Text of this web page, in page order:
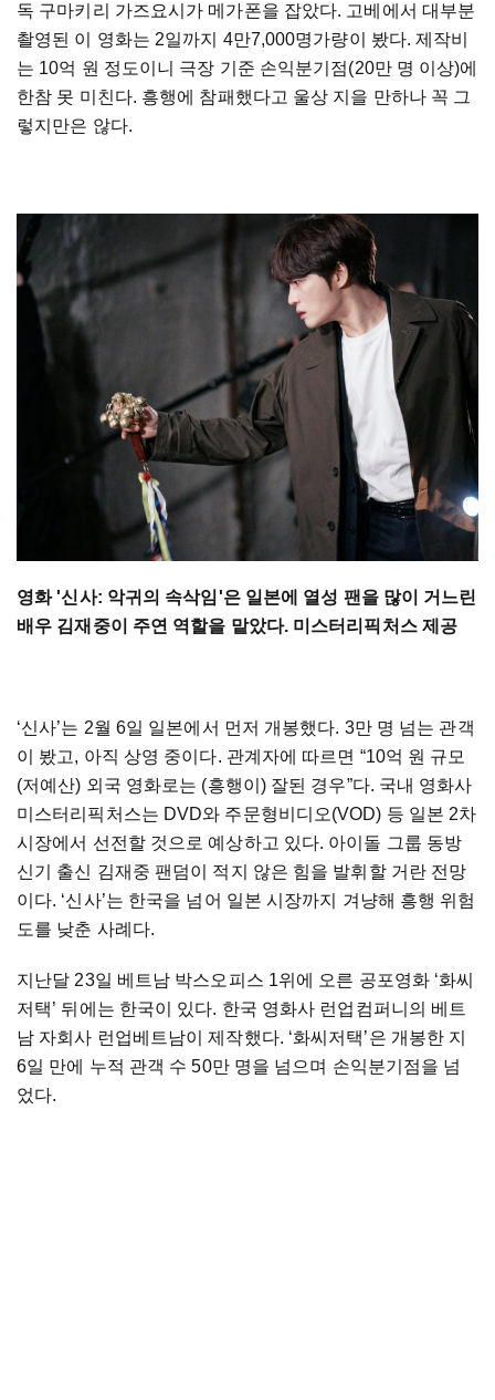
독 구마키리 가즈요시가 메가폰을 잡았다. 고베에서 대부분
촬영된 이 영화는 2일까지 4만7,000명가량이 봤다. 제작비
는 10억 원 정도이니 극장 기준 손익분기점(20만 명 이상)에
한참 못 미친다. 흥행에 참패했다고 울상 지을 만하나 꼭 그
렇지만은 않다.
영화 '신사: 악귀의 속삭임'은 일본에 열성 팬을 많이 거느린
배우 김재중이 주연 역할을 맡았다. 미스터리픽처스 제공
‘신사’는 2월 6일 일본에서 먼저 개봉했다. 3만 명 넘는 관객
이 봤고, 아직 상영 중이다. 관계자에 따르면 “10억 원 규모
(저예산) 외국 영화로는 (흥행이) 잘된 경우”다. 국내 영화사
미스터리픽처스는 DVD와 주문형비디오(VOD) 등 일본 2차
시장에서 선전할 것으로 예상하고 있다. 아이돌 그룹 동방
신기 출신 김재중 팬덤이 적지 않은 힘을 발휘할 거란 전망
이다. ‘신사’는 한국을 넘어 일본 시장까지 겨냥해 흥행 위험
도를 낮춘 사례다.
지난달 23일 베트남 박스오피스 1위에 오른 공포영화 ‘화씨
저택’ 뒤에는 한국이 있다. 한국 영화사 런업컴퍼니의 베트
남 자회사 런업베트남이 제작했다. ‘화씨저택’은 개봉한 지
6일 만에 누적 관객 수 50만 명을 넘으며 손익분기점을 넘
었다.